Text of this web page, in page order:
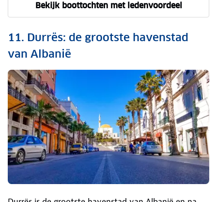
Bekijk boottochten met ledenvoordeel
11. Durrës: de grootste havenstad
van Albanië